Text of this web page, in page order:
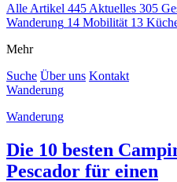
Alle Artikel 445 Aktuelles 305
Wanderung 14 Mobilität 13
Mehr
Suche Über uns Kontakt
Wanderung
Wanderung
Die 10 besten
Pescador für einen